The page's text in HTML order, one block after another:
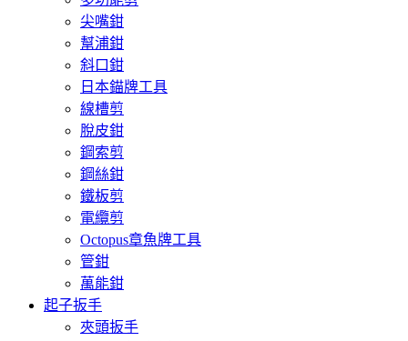
尖嘴鉗
幫浦鉗
斜口鉗
日本錨牌工具
線槽剪
脫皮鉗
鋼索剪
鋼絲鉗
鐵板剪
電纜剪
Octopus章魚牌工具
管鉗
萬能鉗
起子扳手
夾頭扳手